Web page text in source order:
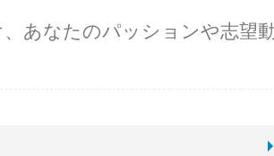
あなたのパッションや志望